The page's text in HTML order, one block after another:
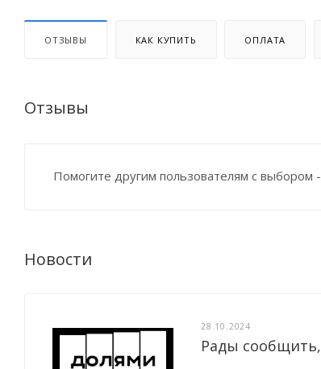
ОТЗЫВЫ КАК КУПИТЬ ОПЛАТА
Отзывы
Помогите другим пользователям с
Новости
28.10.2024
Рады